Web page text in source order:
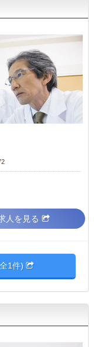
人を見る
全1件)